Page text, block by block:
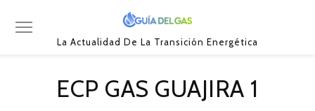
La Actualidad De La Transición Energética
ECP GAS GUAJIRA 1